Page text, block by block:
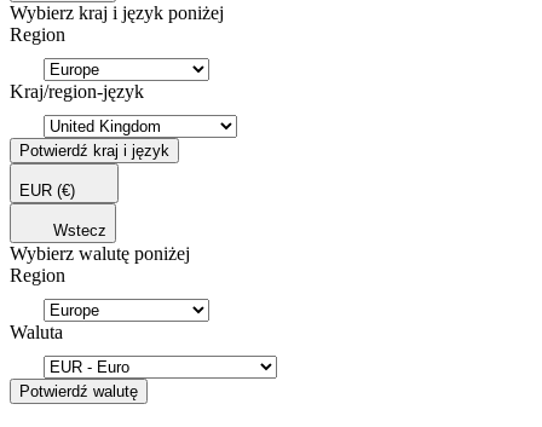
Wybierz kraj i język poniżej
Region
Kraj/region-język
Potwierdź kraj i język
EUR (€)
Wstecz
Wybierz walutę poniżej
Region
Waluta
Potwierdź walutę